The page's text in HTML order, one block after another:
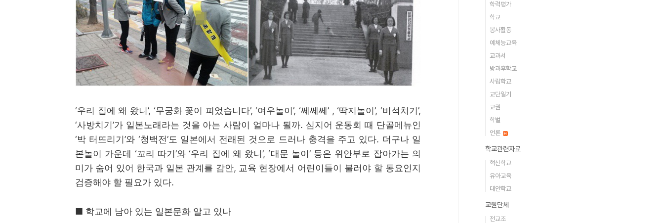
‘우리 집에 왜 왔니’, ‘무궁화 꽃이 피었습니다’, ‘여우놀이’, ‘쎄쎄쎄’ , ‘딱지놀이’, ‘비석치기’,
‘사방치기’가 일본노래라는 것을 아는 사람이 얼마나 될까. 심지어 운동회 때 단골메뉴인
‘박 터뜨리기’와 ‘청백전’도 일본에서 전래된 것으로 드러나 충격을 주고 있다. 더구나 일
본놀이 가운데 ‘꼬리 따기’와‘우리 집에 왜 왔니’, ‘대문 놀이’ 등은 위안부로 잡아가는 의
미가 숨어 있어 한국과 일본 관계를 감안, 교육 현장에서 어린이들이 불러야 할 동요인지
검증해야 할 필요가 있다.
■ 학교에 남아 있는 일본문화 알고 있나
학력평가
학교
봉사활동
예체능교육
교과서
방과후학교
사립학교
교단일기
교권
학벌
언론
학교관련자료
혁신학교
유아교육
대안학교
교원단체
전교조